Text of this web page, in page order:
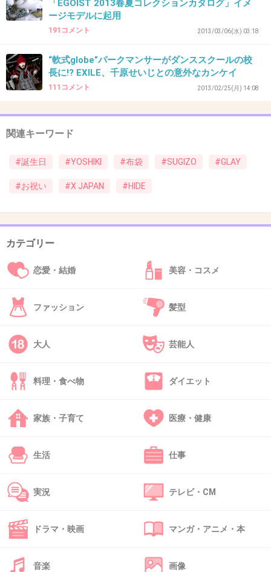
hideの命日が来る度に死を知らせるTVテロップを見た時の
衝撃を思い出す。
かけがえのない私の財産。
hideありがとう。
+13 -4
30. 匿名2012/12/14(金) 01:11:05
すべてにおいて早すぎる人でした。
今の時代に彼が生きていたら、いったいどんな
面白いことをしてくれたのでしょう。
彼が生きていたら時代の音楽業界には夢や希
望、楽しみがあったけど、今の音楽業界を彼が
みたら悲しむでしょうね。
31. 匿名 2012/12/14(金) 01:18:30
hide誕生日おめでとう いつまでも忘れないよ
もう15年も経つのか・・・私も歳をとるわけだ
33. 匿名 2012/12/14(金) 02:27:39
「EGOIST 2013春夏コレクションカタログ」イメ
ージモデルに起用
191コメント 2013/03/06(水) 03:18
“軟式globe”パークマンサーがダンススクールの校
長に!? EXILE、千原せいじとの意外なカンケイ
111コメント 2013/02/25(月) 14:08
関連キーワード
#誕生日 #YOSHIKI #布袋 #SUGIZO #GLAY
#お祝い #X JAPAN #HIDE
カテゴリー
恋愛・結婚 美容・コスメ
ファッション 髪型
大人 芸能人
料理・食べ物 ダイエット
家族・子育て 医療・健康
生活 仕事
実況 テレビ・CM
ドラマ・映画 マンガ・アニメ・本
音楽 画像